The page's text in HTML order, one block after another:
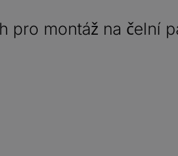
pro montáž na čelní